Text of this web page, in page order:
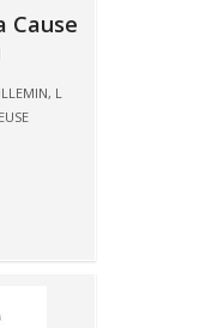
Cause
, L